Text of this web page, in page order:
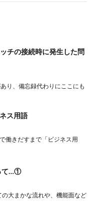
チの接続時に発生した問
り、備忘録代わりにここにも
ス用語
働きだすまで「ビジネス用
て…①
大まかな流れや、機能面など